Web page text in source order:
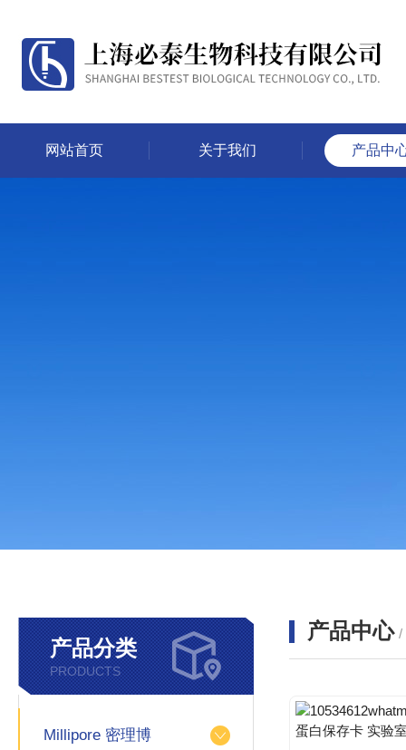
网站首页 关于我们 产品中
产品分类
PRODUCTS
Millipore 密理博
产品中心 /